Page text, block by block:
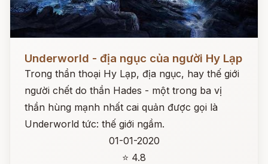
Underworld - địa ngục của người Hy Lạp
Trong thần thoại Hy Lạp, địa ngục, hay thế giới
người chết do thần Hades - một trong ba vị
thần hùng mạnh nhất cai quản được gọi là
Underworld tức: thế giới ngầm.
01-01-2020
⭐ 4.8